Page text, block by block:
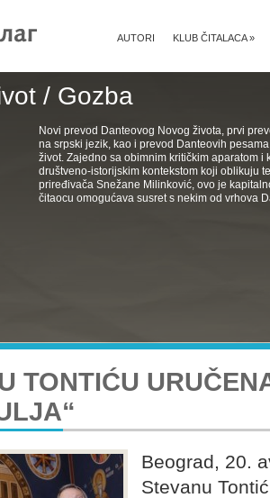
KLUB ČITALACA»
AUTORI
/ Gozba
Novi prevod Danteovog Novog života, prvi
na srpski jezik, kao i prevod Danteovih
život. Zajedno sa obimnim kritičkim aparatom i
društveno-istorijskim kontekstom koji oblikuju
priređivača Snežane Milinković, ovo je
čitaocu omogućava susret s nekim od vrhova
TONTIĆU
Beograd, 20.
Stevanu